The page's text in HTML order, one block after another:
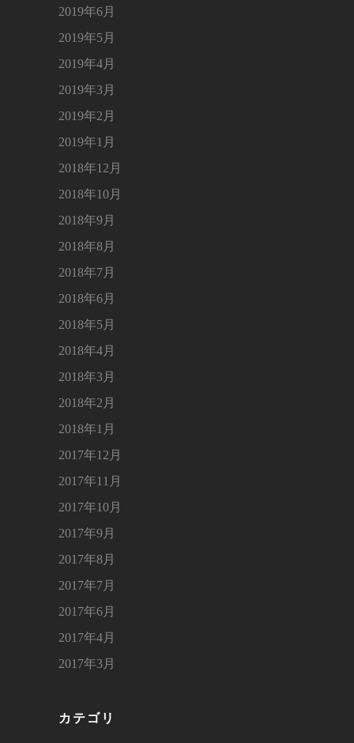
2019年6月
2019年5月
2019年4月
2019年3月
2019年2月
2019年1月
2018年12月
2018年10月
2018年9月
2018年8月
2018年7月
2018年6月
2018年5月
2018年4月
2018年3月
2018年2月
2018年1月
2017年12月
2017年11月
2017年10月
2017年9月
2017年8月
2017年7月
2017年6月
2017年4月
2017年3月
カテゴリ